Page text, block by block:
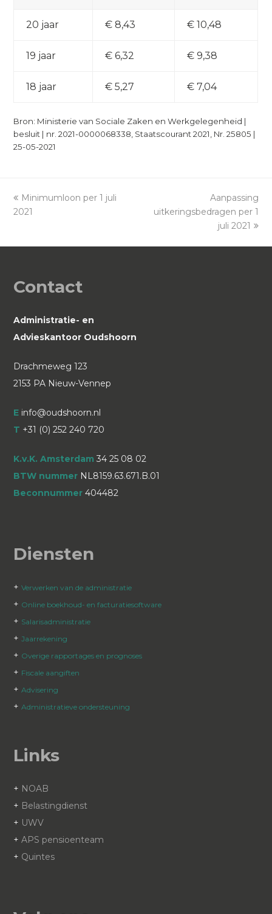
20 jaar € 8,43 € 10,48
19 jaar € 6,32 € 9,38
18 jaar € 5,27 € 7,04
Bron: Ministerie van Sociale Zaken en Werkgelegenheid |
besluit | nr. 2021-0000068338, Staatscourant 2021, Nr. 25805 |
25-05-2021
previous
post:
Minimumloon per 1 juli
2021
next
post:
Aanpassing
uitkeringsbedragen per 1
juli 2021
Contact
Administratie- en
Advieskantoor Oudshoorn
Drachmeweg 123
2153 PA Nieuw-Vennep
E info@oudshoorn.nl
T +31 (0) 252 240 720
K.v.K. Amsterdam 34 25 08 02
BTW nummer NL8159.63.671.B.01
Beconnummer 404482
Diensten
+Verwerken van de administratie
+ Online boekhoud- en facturatiesoftware
+ Salarisadministratie
+Jaarrekening
+ Overige rapportages en prognoses
+ Fiscale aangiften
+Advisering
+Administratieve ondersteuning
Links
+ NOAB
+ Belastingdienst
+ UWV
+APS pensioenteam
+ Quintes